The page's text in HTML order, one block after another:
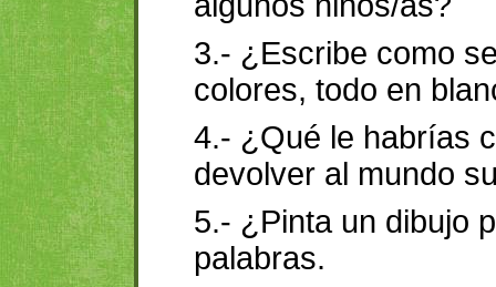
3.- ¿Escribe como
colores, todo en
4.- ¿Qué le habrías
devolver al mundo
5.- ¿Pinta un dibujo
palabras.